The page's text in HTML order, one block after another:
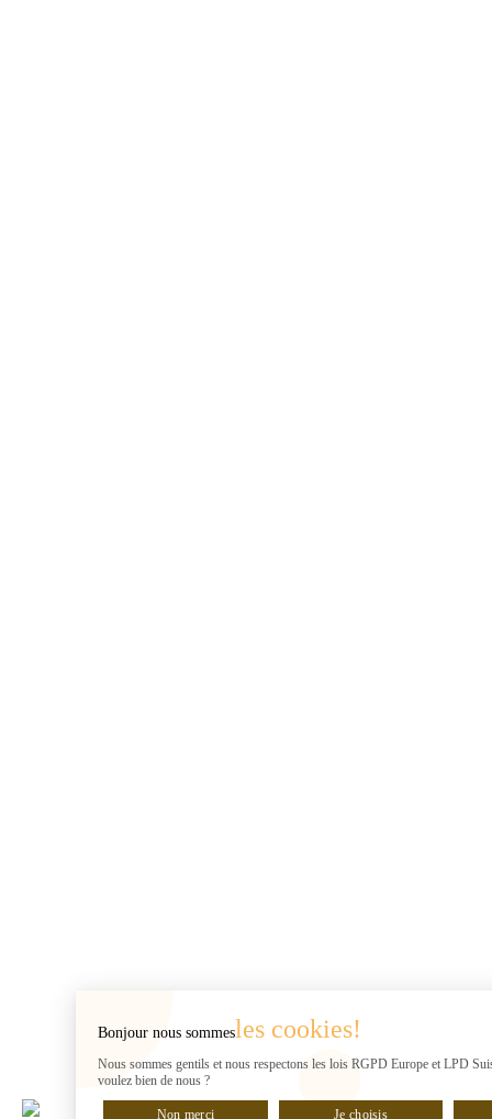
Bonjour nous sommesles cookies!
Nous sommes gentils et nous respectons les lois RGPD Europe et LPD
voulez bien de nous ?
Non merci Je choisis